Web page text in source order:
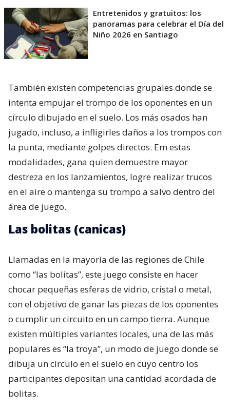
Entretenidos y gratuitos: los
panoramas para celebrar el Día del
Niño 2026 en Santiago
También existen competencias grupales donde se
intenta empujar el trompo de los oponentes en un
círculo dibujado en el suelo. Los más osados han
jugado, incluso, a infligirles daños a los trompos con
la punta, mediante golpes directos. Em estas
modalidades, gana quien demuestre mayor
destreza en los lanzamientos, logre realizar trucos
en el aire o mantenga su trompo a salvo dentro del
área de juego.
Las bolitas (canicas)
Llamadas en la mayoría de las regiones de Chile
como “las bolitas”, este juego consiste en hacer
chocar pequeñas esferas de vidrio, cristal o metal,
con el objetivo de ganar las piezas de los oponentes
o cumplir un circuito en un campo tierra. Aunque
existen múltiples variantes locales, una de las más
populares es “la troya”, un modo de juego donde se
dibuja un círculo en el suelo en cuyo centro los
participantes depositan una cantidad acordada de
bolitas.